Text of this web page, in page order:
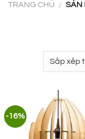
TRANG CHỦ / SẢN
-16%